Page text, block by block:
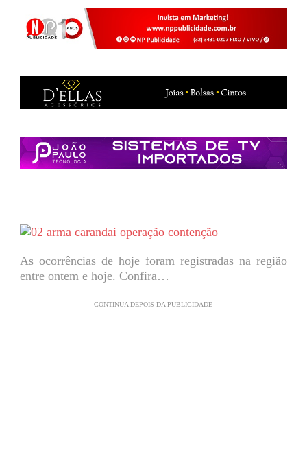
As ocorrências de hoje foram registradas na região
entre ontem e hoje. Confira…
CONTINUA DEPOIS DA PUBLICIDADE